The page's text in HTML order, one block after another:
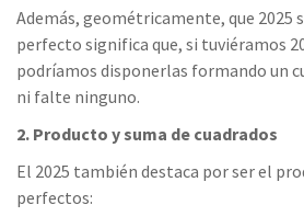
Además, geométricamente, que 2025
perfecto significa que, si tuviéramos
podríamos disponerlas formando un
ni falte ninguno.
2. Producto y suma de cuadrados
El 2025 también destaca por ser el
perfectos: